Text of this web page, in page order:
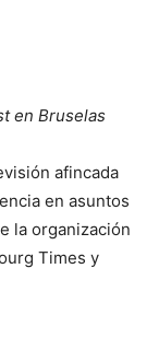
en Bruselas
afincada
en asuntos
la organización
Times y